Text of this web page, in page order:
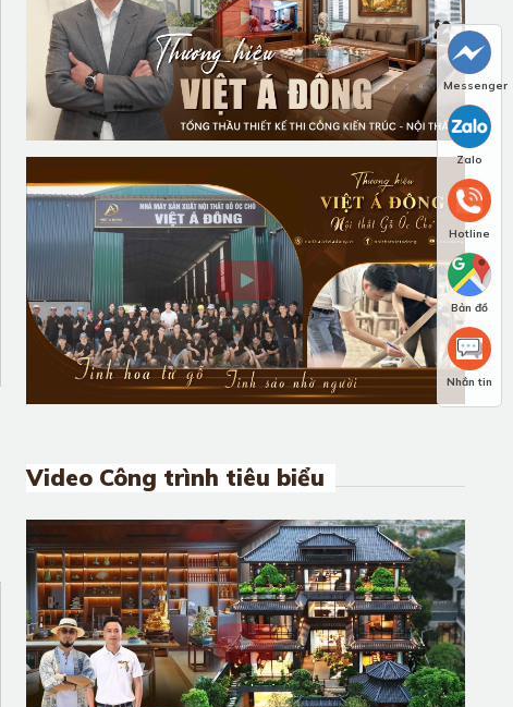
Video Công trình tiêu biểu
Messenger
Zalo
Hotline
Bản đồ
Nhắn tin